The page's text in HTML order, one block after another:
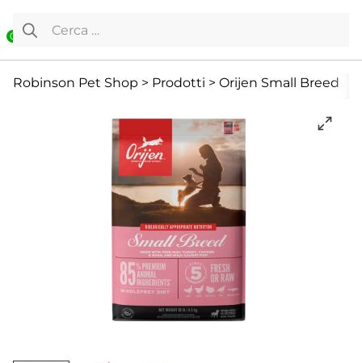
0
Ricerca per:
Robinson Pet Shop > Prodotti > Orijen Small Breed